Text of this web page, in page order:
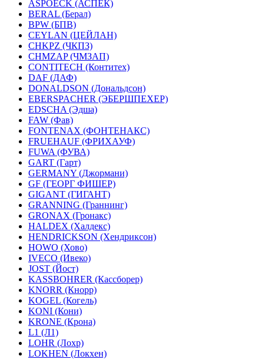
ASPOECK (АСПЕК)
BERAL (Берал)
BPW (БПВ)
CEYLAN (ЦЕЙЛАН)
CHKPZ (ЧКПЗ)
CHMZAP (ЧМЗАП)
CONTITECH (Контитех)
DAF (ДАФ)
DONALDSON (Дональдсон)
EBERSPACHER (ЭБЕРШПЕХЕР)
EDSCHA (Эдша)
FAW (Фав)
FONTENAX (ФОНТЕНАКС)
FRUEHAUF (ФРИХАУФ)
FUWA (ФУВА)
GART (Гарт)
GERMANY (Джормани)
GF (ГЕОРГ ФИШЕР)
GIGANT (ГИГАНТ)
GRANNING (Граннинг)
GRONAX (Гронакс)
HALDEX (Халдекс)
HENDRICKSON (Хендриксон)
HOWO (Хово)
IVECO (Ивеко)
JOST (Йост)
KASSBOHRER (Касcборер)
KNORR (Кнорр)
KOGEL (Когель)
KONI (Кони)
KRONE (Крона)
L1 (Л1)
LOHR (Лохр)
LOKHEN (Локхен)